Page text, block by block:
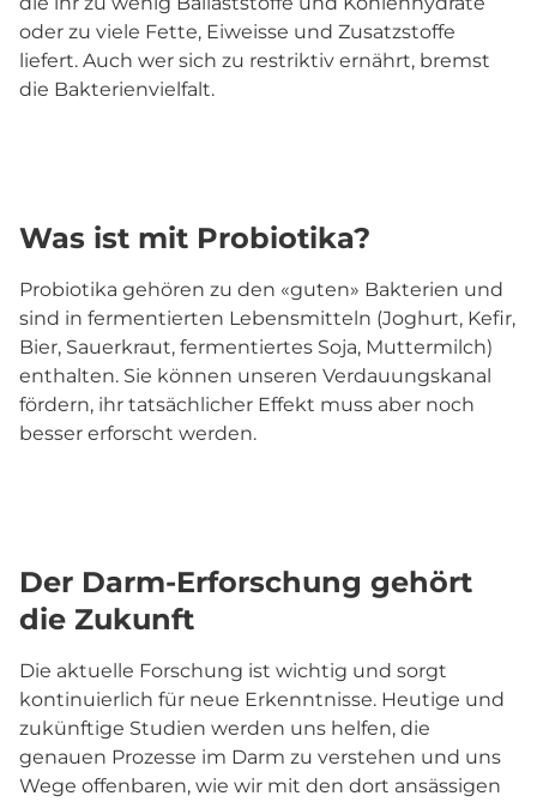
oder zu viele Fette, Eiweisse und Zusatzstoffe
liefert. Auch wer sich zu restriktiv ernährt, bremst
die Bakterienvielfalt.
Was ist mit Probiotika?
Probiotika gehören zu den «guten» Bakterien und
sind in fermentierten Lebensmitteln (Joghurt, Kefir,
Bier, Sauerkraut, fermentiertes Soja, Muttermilch)
enthalten. Sie können unseren Verdauungskanal
fördern, ihr tatsächlicher Effekt muss aber noch
besser erforscht werden.
Der Darm-Erforschung gehört
die Zukunft
Die aktuelle Forschung ist wichtig und sorgt
kontinuierlich für neue Erkenntnisse. Heutige und
zukünftige Studien werden uns helfen, die
genauen Prozesse im Darm zu verstehen und uns
Wege offenbaren, wie wir mit den dort ansässigen